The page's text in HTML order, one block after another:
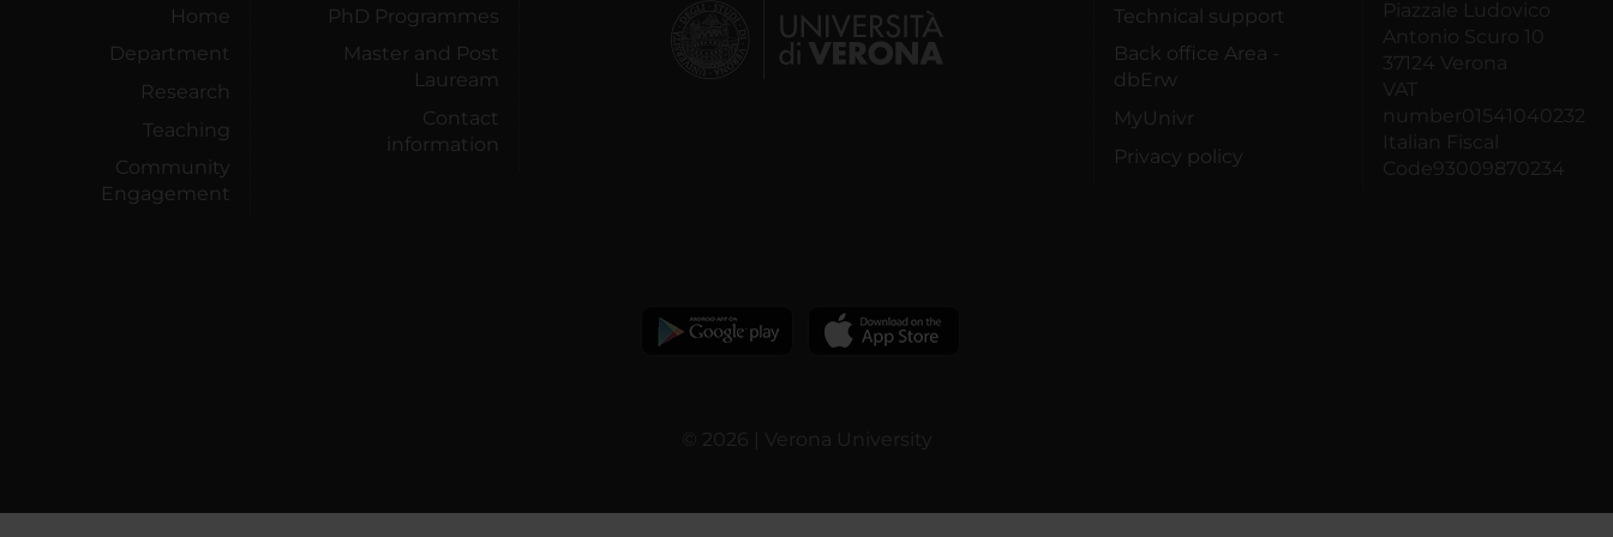
Home
Department
Research
Teaching
Community
Engagement
PhD Programmes
Master and Post
Lauream
Contact
information
Technical support
Back office Area -
dbErw
MyUnivr
Privacy policy
Piazzale Ludovico
Antonio Scuro 10
37124 Verona
VAT
number01541040232
Italian Fiscal
Code93009870234
© 2026 | Verona University